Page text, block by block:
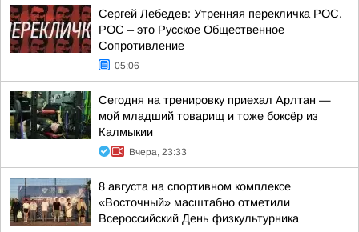
Сергей Лебедев: Утренняя перекличка РОС.
РОС – это Русское Общественное
Сопротивление
05:06
Сегодня на тренировку приехал Арлтан —
мой младший товарищ и тоже боксёр из
Калмыкии
Вчера, 23:33
8 августа на спортивном комплексе
«Восточный» масштабно отметили
Всероссийский День физкультурника